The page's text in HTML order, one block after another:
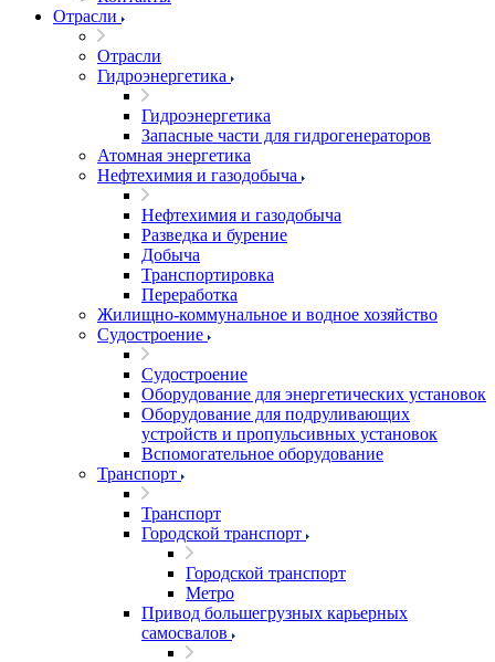
Отрасли
Отрасли
Гидроэнергетика
Гидроэнергетика
Запасные части для гидрогенераторов
Атомная энергетика
Нефтехимия и газодобыча
Нефтехимия и газодобыча
Разведка и бурение
Добыча
Транспортировка
Переработка
Жилищно-коммунальное и водное хозяйство
Судостроение
Судостроение
Оборудование для энергетических установок
Оборудование для подруливающих
устройств и пропульсивных установок
Вспомогательное оборудование
Транспорт
Транспорт
Городской транспорт
Городской транспорт
Метро
Привод большегрузных карьерных
самосвалов